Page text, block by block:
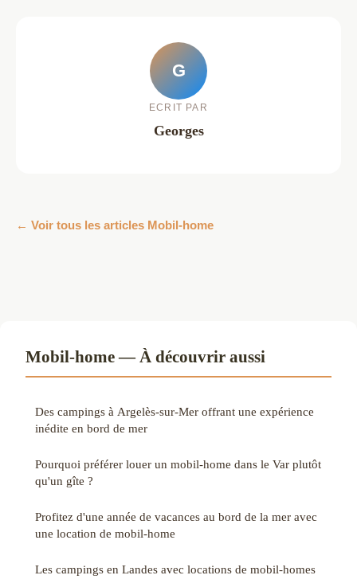
G
ECRIT PAR
Georges
← Voir tous les articles Mobil-home
Mobil-home — À découvrir aussi
Des campings à Argelès-sur-Mer offrant une expérience
inédite en bord de mer
Pourquoi préférer louer un mobil-home dans le Var plutôt
qu'un gîte ?
Profitez d'une année de vacances au bord de la mer avec
une location de mobil-home
Les campings en Landes avec locations de mobil-homes